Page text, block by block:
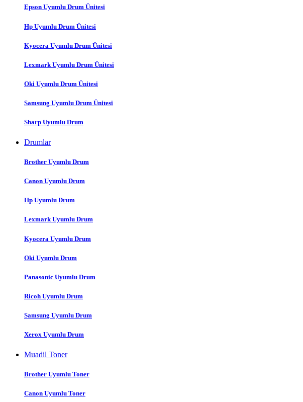
Epson Uyumlu Drum Ünitesi
Hp Uyumlu Drum Ünitesi
Kyocera Uyumlu Drum Ünitesi
Lexmark Uyumlu Drum Ünitesi
Oki Uyumlu Drum Ünitesi
Samsung Uyumlu Drum Ünitesi
Sharp Uyumlu Drum
Drumlar
Brother Uyumlu Drum
Canon Uyumlu Drum
Hp Uyumlu Drum
Lexmark Uyumlu Drum
Kyocera Uyumlu Drum
Oki Uyumlu Drum
Panasonic Uyumlu Drum
Ricoh Uyumlu Drum
Samsung Uyumlu Drum
Xerox Uyumlu Drum
Muadil Toner
Brother Uyumlu Toner
Canon Uyumlu Toner